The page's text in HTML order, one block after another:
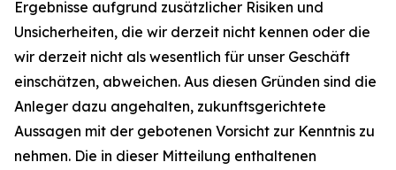
Ergebnisse aufgrund zusätzlicher Risiken und
Unsicherheiten, die wir derzeit nicht kennen oder die
wir derzeit nicht als wesentlich für unser Geschäft
einschätzen, abweichen. Aus diesen Gründen sind die
Anleger dazu angehalten, zukunftsgerichtete
Aussagen mit der gebotenen Vorsicht zur Kenntnis zu
nehmen. Die in dieser Mitteilung enthaltenen